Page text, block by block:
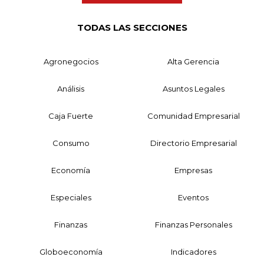
TODAS LAS SECCIONES
Agronegocios Alta Gerencia
Análisis Asuntos Legales
Caja Fuerte Comunidad Empresarial
Consumo Directorio Empresarial
Economía Empresas
Especiales Eventos
Finanzas Finanzas Personales
Globoeconomía Indicadores